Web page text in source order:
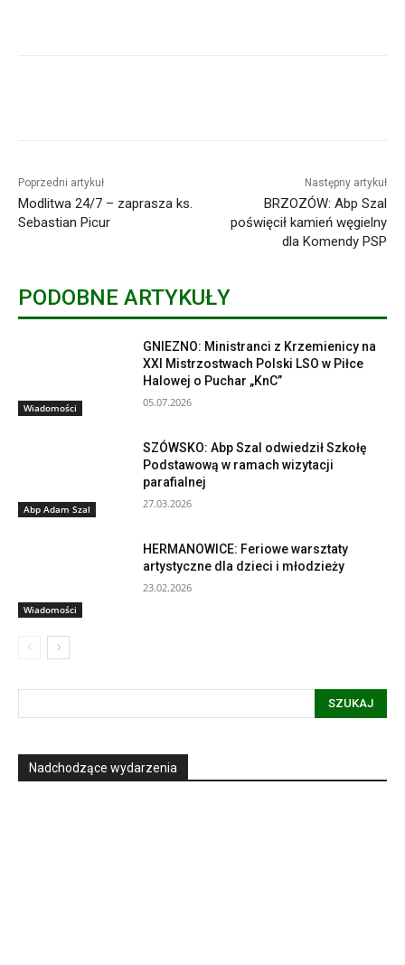
Poprzedni artykuł
Modlitwa 24/7 – zaprasza ks.
Sebastian Picur
Następny artykuł
BRZOZÓW: Abp Szal
poświęcił kamień węgielny
dla Komendy PSP
PODOBNE ARTYKUŁY
Wiadomości
GNIEZNO: Ministranci z Krzemienicy na
XXI Mistrzostwach Polski LSO w Piłce
Halowej o Puchar „KnC”
05.07.2026
Abp Adam Szal
SZÓWSKO: Abp Szal odwiedził Szkołę
Podstawową w ramach wizytacji
parafialnej
27.03.2026
Wiadomości
HERMANOWICE: Feriowe warsztaty
artystyczne dla dzieci i młodzieży
23.02.2026
SZUKAJ
Nadchodzące wydarzenia